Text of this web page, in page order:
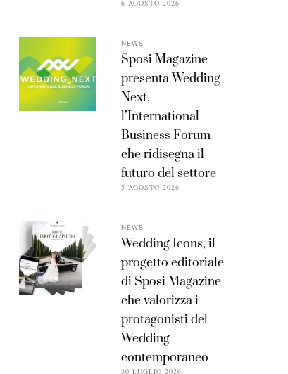
6 AGOSTO 2026
NEWS
Sposi Magazine
presenta Wedding
Next,
l’International
Business Forum
che ridisegna il
futuro del settore
5 AGOSTO 2026
NEWS
Wedding Icons, il
progetto editoriale
di Sposi Magazine
che valorizza i
protagonisti del
Wedding
contemporaneo
30 LUGLIO 2026